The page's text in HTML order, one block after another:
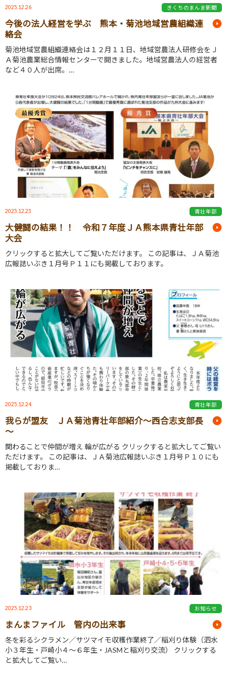
2025.12.26 きくちのまんま新聞
今後の法人経営を学ぶ 熊本・菊池地域営農組織連
絡会
菊池地域営農組織連絡会は１２月１１日、地域営農法人研修会をＪ
Ａ菊池農業総合情報センターで開きました。地域営農法人の経営者
など４０人が出席。…
2025.12.25 青壮年部
大健闘の結果！！ 令和７年度ＪＡ熊本県青壮年部
大会
クリックすると拡大してご覧いただけます。 この記事は、ＪＡ菊池
広報誌いぶき１月号Ｐ１１にも掲載しております。
2025.12.24 青壮年部
我らが盟友 ＪＡ菊池青壮年部紹介～西合志支部長
～
関わることで仲間が増え 輪が広がる クリックすると拡大してご覧い
ただけます。 この記事は、ＪＡ菊池広報誌いぶき１月号Ｐ１０にも
掲載しておりま…
2025.12.23 お知らせ
まんまファイル 管内の出来事
冬を彩るシクラメン／サツマイモ収穫作業終了／稲刈り体験（泗水
小３年生・戸崎小４～６年生・JASMと稲刈り交流） クリックする
と拡大してご覧い…